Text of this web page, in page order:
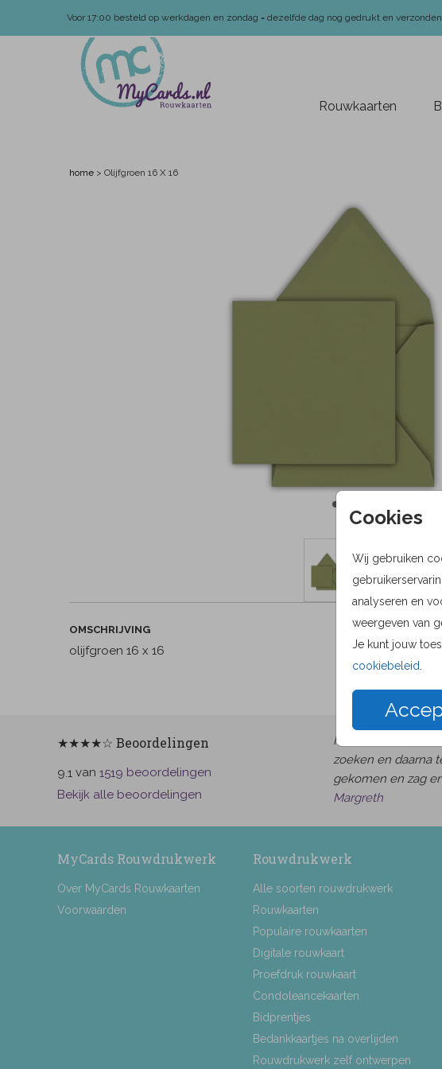
Voor 17:00 besteld op werkdagen en zondag = dezelfde dag nog gedrukt en
Rouwkaarten
Cookies
Wij gebruiken
analyseren en
weergeven van
Je kunt jouw
cookiebeleid
home > Olijfgroen 16 X 16
OMSCHRIJVING
olijfgroen 16 x 16
★★★★☆ Beoordelingen
9.1 van 1519 beoordelingen
Bekijk alle beoordelingen
Het was heel
zoeken en daarna
gekomen en zag
Margreth
MyCards Rouwdrukwerk
Over MyCards Rouwkaarten
Voorwaarden
Rouwdrukwerk
Alle soorten rouwdrukwerk
Rouwkaarten
Populaire rouwkaarten
Digitale rouwkaart
Proefdruk rouwkaart
Condoleancekaarten
Bidprentjes
Bedankkaartjes na overlijden
Rouwdrukwerk zelf ontwerpen